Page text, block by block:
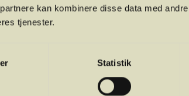
kan kombinere disse data med
tjenester.
Statistik